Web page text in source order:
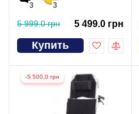
3 3
5 999.0 грн 5 499.0 грн
Купить
-5 500.0 грн